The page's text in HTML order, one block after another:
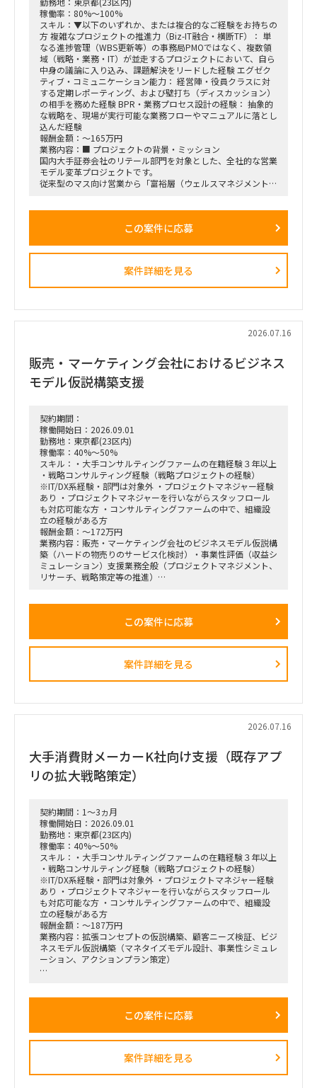
稼働率：80%～100%
スキル：▼以下のいずれか、または複合的なご経験をお持ちの
方 複雑なプロジェクトの推進力（Biz-IT融合・横断TF）： 単
なる進捗管理（WBS更新等）の事務局PMOではなく、複数領
域（戦略・業務・IT）が並走するプロジェクトにおいて、自ら
中身の議論に入り込み、課題解決をリードした経験 エグゼク
ティブ・コミュニケーション能力： 経営陣・役員クラスに対
する定期レポーティング、および壁打ち（ディスカッション）
の相手を務めた経験 BPR・業務プロセス設計の経験： 抽象的
な戦略を、現場が実行可能な業務フローやマニュアルに落とし
込んだ経験
報酬金額：～165万円
業務内容：■ プロジェクトの背景・ミッション
国内大手証券会社のリテール部門を対象とした、全社的な営業
モデル変革プロジェクトです。
従来型のマス向け営業から「富裕層（ウェルスマネジメント）
戦略ファームが描いた絵に留まらず、組織再編、営業プロセス
動変容までを一気通貫で実現することが本プロジェクトの最大
■ 担当いただくポジション・役割
身の企画検討」
単なる進捗管理（事務局型PMO）ではなく、ビジネスと
IT（AI）の両面から中身の議論に入り込み、プロジェクトを実
■ 具体的な業務内容
富裕層向けセグメント戦略、KPI設計、新営業モデル設計など
経営・役員クラスに対する定期的なレポーティングおよび直接
のディスカッション（壁打ち）への参画。
「バディAI」「AIロープレ」「ダッシュボード」等の最先端ツ
ールの要件定義から、それを現場の営業員にどう使わせるか
（行動変容設計）までの定着化支援。
支店長やトップ営業経験を持つクライアント（証券会社側）の
コアメンバーとタッグを組み、現場のリアルな知見を取り込み
ながら実効性の高い設計を行います。
この案件に応募
案件詳細を見る
2026.07.16
販売・マーケティング会社におけるビジネス
モデル仮説構築支援
契約期間：
稼働開始日：2026.09.01
勤務地：東京都(23区内)
稼働率：40%～50%
スキル：・大手コンサルティングファームの在籍経験３年以上
・戦略コンサルティング経験（戦略プロジェクトの経験）
※IT/DX系経験・部門は対象外 ・プロジェクトマネジャー経験
あり ・プロジェクトマネジャーを行いながらスタッフロール
も対応可能な方 ・コンサルティングファームの中で、組織設
立の経験がある方
報酬金額：～172万円
業務内容：販売・マーケティング会社のビジネスモデル仮説構
築（ハードの物売りのサービス化検討）・事業性評価（収益シ
ミュレーション）支援業務全般（プロジェクトマネジメント、
リサーチ、戦略策定等の推進）
正解がない難易度の高いPJ」にプロジェクトをリードする立場
（例）
・市場環境分析、潜在市場規模（TAM、SAM）の推計、および
競合モデル調査を通じた成長戦略立案
ンス（BDD）の実行、および買収後のPMI支援
・財務モデリング（トップライン・コストの構成要素分解）を
・事業再生に向けた不採算事業の見直し、プロダクトポートフ
ォリオマネジメント、組織再編計画策定、および全社コスト削
減実行支援
この案件に応募
案件詳細を見る
2026.07.16
大手消費財メーカーK社向け支援（既存アプ
リの拡大戦略策定）
契約期間：1～3ヵ月
稼働開始日：2026.09.01
勤務地：東京都(23区内)
稼働率：40%～50%
スキル：・大手コンサルティングファームの在籍経験３年以上
・戦略コンサルティング経験（戦略プロジェクトの経験）
※IT/DX系経験・部門は対象外 ・プロジェクトマネジャー経験
あり ・プロジェクトマネジャーを行いながらスタッフロール
も対応可能な方 ・コンサルティングファームの中で、組織設
立の経験がある方
報酬金額：～187万円
業務内容：拡張コンセプトの仮説構築、顧客ニーズ検証、ビジ
ネスモデル仮説構築（マネタイズモデル設計、事業性シミュレ
ーション、アクションプラン策定）
・全社戦略・事業戦略および中期経営計画策定
競合モデル調査を通じた成長戦略立案
・M&A・アライアンス戦略の立案、ビジネスデューデリジェ
この案件に応募
案件詳細を見る